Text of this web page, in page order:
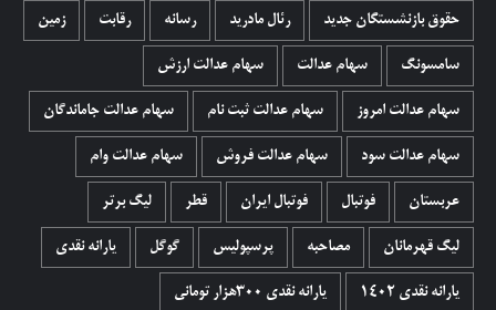
حقوق بازنشستگان جدید رئال مادرید رسانه رقابت زمین
سامسونگ سهام عدالت سهام عدالت ارزش
سهام عدالت امروز سهام عدالت ثبت نام سهام عدالت جاماندگان
سهام عدالت سود سهام عدالت فروش سهام عدالت وام
عربستان فوتبال فوتبال ایران قطر لیگ برتر
لیگ قهرمانان مصاحبه پرسپولیس گوگل یارانه نقدی
یارانه نقدی 1402 یارانه نقدی ۳۰۰هزار تومانی